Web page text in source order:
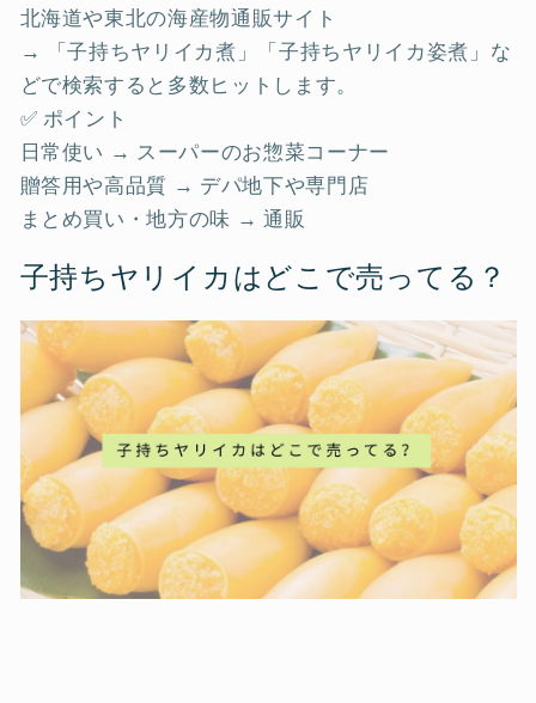
北海道や東北の海産物通販サイト
→ 「子持ちヤリイカ煮」「子持ちヤリイカ姿煮」な
どで検索すると多数ヒットします。
✅ ポイント
日常使い → スーパーのお惣菜コーナー
贈答用や高品質 → デパ地下や専門店
まとめ買い・地方の味 → 通販
子持ちヤリイカはどこで売ってる？